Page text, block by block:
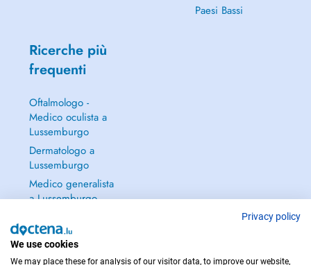
Paesi Bassi
Ricerche più
frequenti
Oftalmologo -
Medico oculista a
Lussemburgo
Dermatologo a
Lussemburgo
Medico generalista
a Lussemburgo
Lussemburgo
Continua a leggere
Privacy policy
We use cookies
We may place these for analysis of our visitor data, to improve our website,